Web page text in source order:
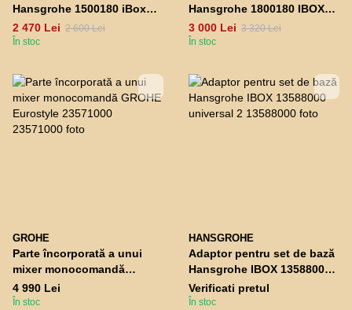
Hansgrohe 1500180 iBox
universal 2
2 470 Lei 2 600 Lei
În stoc
Hansgrohe 1800180 IBOX
universal
3 000 Lei 3 320 Lei
În stoc
GROHE
Parte încorporată a unui
mixer monocomandă
GROHE Eurostyle 23571000
4 990 Lei
În stoc
HANSGROHE
Adaptor pentru set de bază
Hansgrohe IBOX 13588000
universal 2
Verificati pretul
În stoc